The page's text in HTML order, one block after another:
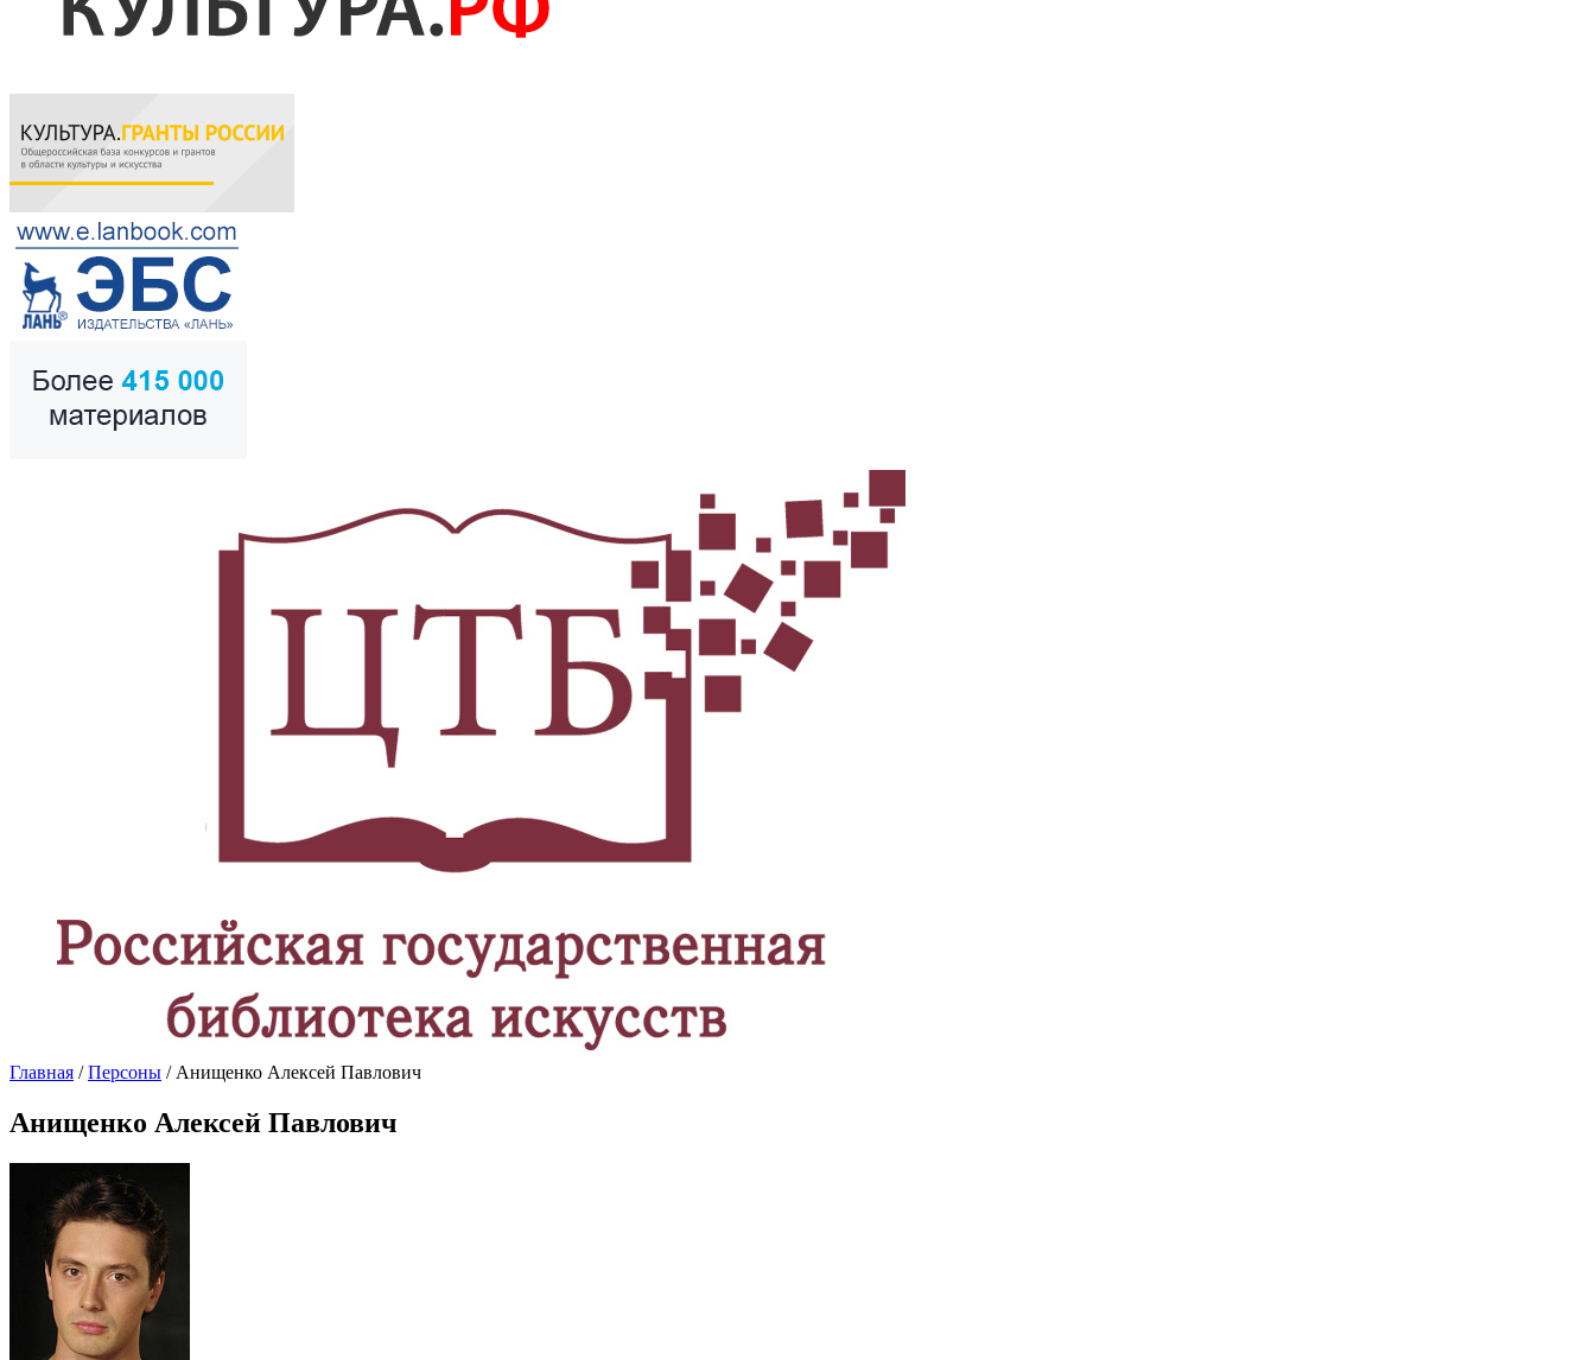
Главная /Персоны / Анищенко Алексей Павлович
Анищенко Алексей Павлович